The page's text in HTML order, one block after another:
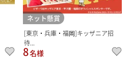
ネット懸賞
[東京・兵庫・福岡]キッザニア招
待...
8名様